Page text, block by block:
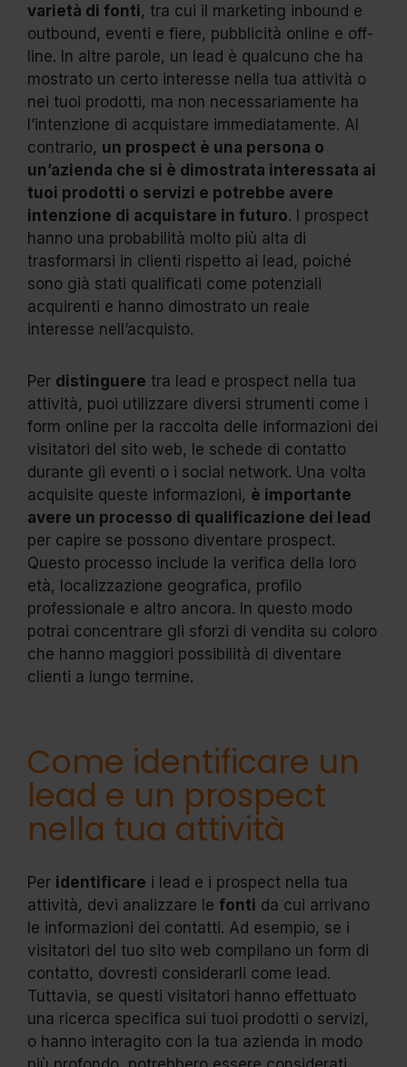
varietà di fonti, tra cui il marketing inbound e
outbound, eventi e fiere, pubblicità online e off-
line. In altre parole, un lead è qualcuno che ha
mostrato un certo interesse nella tua attività o
nei tuoi prodotti, ma non necessariamente ha
l’intenzione di acquistare immediatamente. Al
contrario, un prospect è una persona o
un’azienda che si è dimostrata interessata ai
tuoi prodotti o servizi e potrebbe avere
intenzione di acquistare in futuro. I prospect
hanno una probabilità molto più alta di
trasformarsi in clienti rispetto ai lead, poiché
sono già stati qualificati come potenziali
acquirenti e hanno dimostrato un reale
interesse nell’acquisto.
Per distinguere tra lead e prospect nella tua
attività, puoi utilizzare diversi strumenti come i
form online per la raccolta delle informazioni dei
visitatori del sito web, le schede di contatto
durante gli eventi o i social network. Una volta
acquisite queste informazioni, è importante
avere un processo di qualificazione dei lead
per capire se possono diventare prospect.
Questo processo include la verifica della loro
età, localizzazione geografica, profilo
professionale e altro ancora. In questo modo
potrai concentrare gli sforzi di vendita su coloro
che hanno maggiori possibilità di diventare
clienti a lungo termine.
Come identificare un
lead e un prospect
nella tua attività
Per identificare i lead e i prospect nella tua
attività, devi analizzare le fonti da cui arrivano
le informazioni dei contatti. Ad esempio, se i
visitatori del tuo sito web compilano un form di
contatto, dovresti considerarli come lead.
Tuttavia, se questi visitatori hanno effettuato
una ricerca specifica sui tuoi prodotti o servizi,
o hanno interagito con la tua azienda in modo